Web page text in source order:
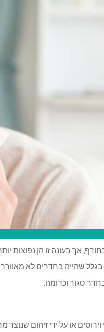
אך בעונה זו הן נפוצות
בגלל שהייה בחדרים לא
סגור וכדומה.
או על ידי זיהום